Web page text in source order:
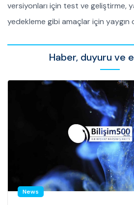
versiyonları için test ve geliştirme,
yedekleme gibi amaçlar için yaygın
Haber, duyuru ve
News